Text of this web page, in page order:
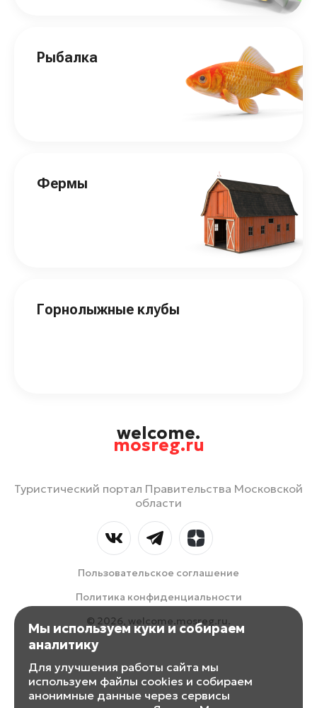
Рыбалка
Фермы
Горнолыжные клубы
welcome.
mosreg.ru
Туристический портал Правительства Московской
области
Пользовательское соглашение
Политика конфиденциальности
© 2026, welcome.mosreg.ru.
Мы используем куки и собираем
аналитику
Для улучшения работы сайта мы
используем файлы cookies и собираем
анонимные данные через сервисы